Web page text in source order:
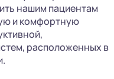
нашим пациентам
и комфортную
расположенных в